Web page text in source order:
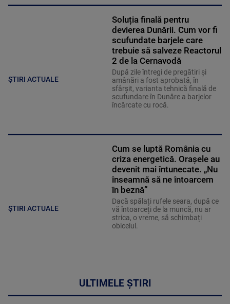
ȘTIRI ACTUALE
Soluția finală pentru
devierea Dunării. Cum vor fi
scufundate barjele care
trebuie să salveze Reactorul
2 de la Cernavodă
După zile întregi de pregătiri și
amânări a fost aprobată, în
sfârșit, varianta tehnică finală de
scufundare în Dunăre a barjelor
încărcate cu rocă.
ȘTIRI ACTUALE
Cum se luptă România cu
criza energetică. Orașele au
devenit mai întunecate. „Nu
înseamnă să ne întoarcem
în beznă”
Dacă spălați rufele seara, după ce
vă întoarceți de la muncă, nu ar
strica, o vreme, să schimbați
obiceiul.
ULTIMELE ȘTIRI